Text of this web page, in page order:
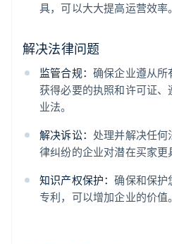
具，可以大大提高运营效率。
解决法律问题
监管合规： 确保企业遵从所
获得必要的执照和许可证
业法。
解决诉讼： 处理并解决任
律纠纷的企业对潜在买家更
知识产权保护：确保和保护
专利，可以增加企业的价值。